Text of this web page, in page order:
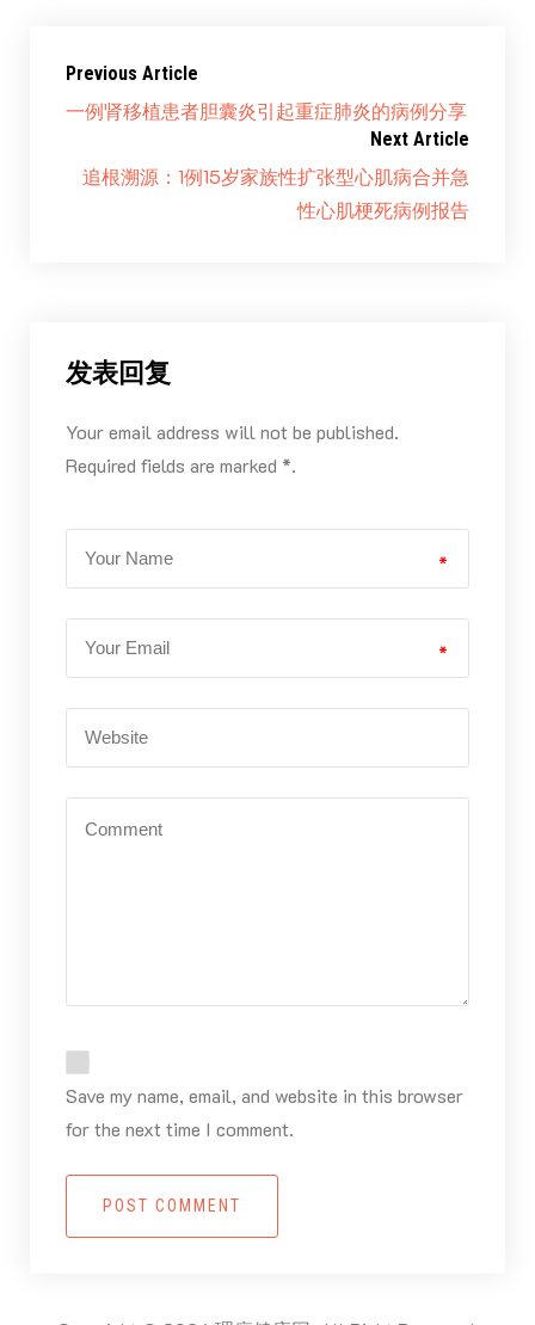
Previous Article
一例肾移植患者胆囊炎引起重症肺炎的病例分享
Next Article
追根溯源：1例15岁家族性扩张型心肌病合并急
性心肌梗死病例报告
发表回复
Your email address will not be published.
Required fields are marked *.
*
*
Save my name, email, and website in this browser
for the next time I comment.
POST COMMENT